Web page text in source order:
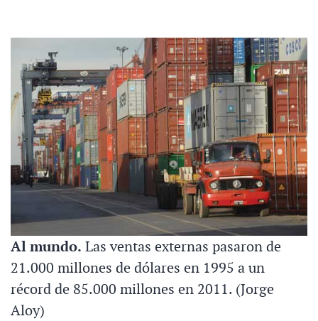
Al mundo. Las ventas externas pasaron de
21.000 millones de dólares en 1995 a un
récord de 85.000 millones en 2011. (Jorge
Aloy)